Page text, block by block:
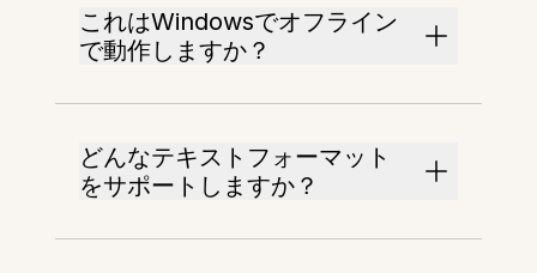
これはWindowsでオフライン
で動作しますか？
どんなテキストフォーマット
をサポートしますか？